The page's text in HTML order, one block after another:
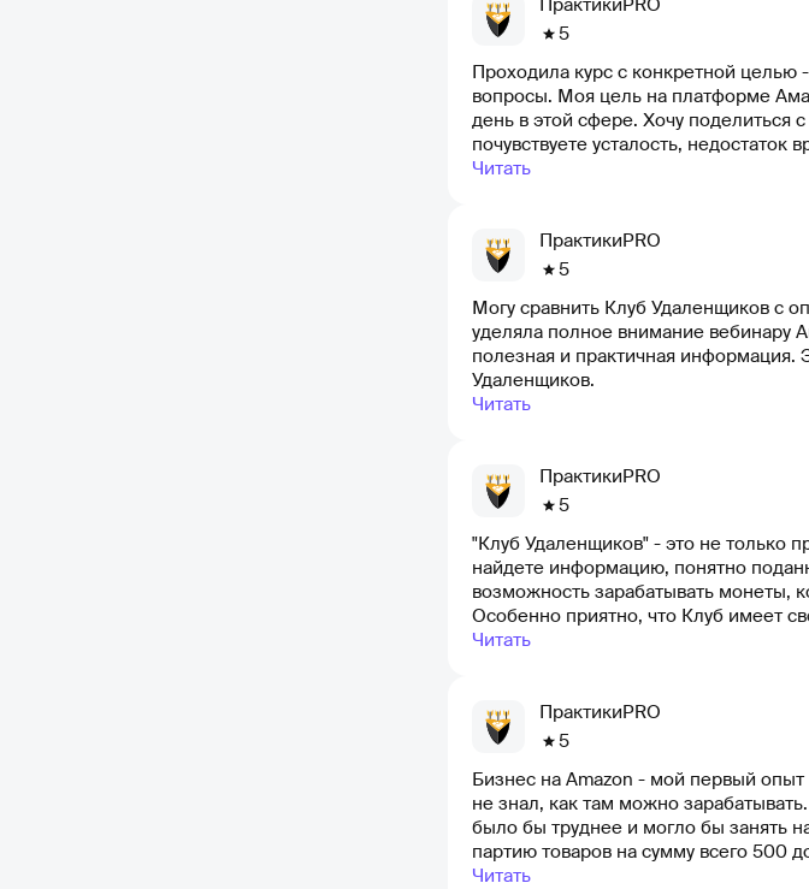
ПрактикиPRO
5
Проходила курс с конкретной целью
вопросы. Моя цель на платформе
день в этой сфере. Хочу поделиться
почувствуете усталость,
помнить, что каждый человек имеет
Читать
ПрактикиPRO
5
Могу сравнить Клуб Удаленщиков с
уделяла полное внимание вебинару
полезная и практичная информация.
Удаленщиков.
Читать
ПрактикиPRO
5
"Клуб Удаленщиков" - это не только
найдете информацию, понятно
возможность зарабатывать монеты,
Особенно приятно, что Клуб имеет
благодарим создателей и желаем
Читать
ПрактикиPRO
5
Бизнес на Amazon - мой первый
не знал, как там можно
было бы труднее и могло бы занять
партию товаров на сумму всего 500
поступления на склад. Это
Читать